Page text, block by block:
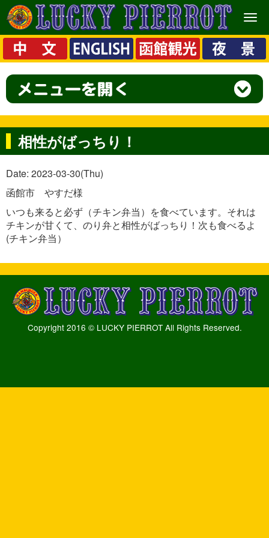
メ
ニ
ュ
ー
相性がばっちり！
Date: 2023-03-30(Thu)
函館市 やすだ様
いつも来ると必ず（チキン弁当）を食べています。それは
チキンが甘くて、のり弁と相性がばっちり！次も食べるよ
(チキン弁当）
Copyright 2016 © LUCKY PIERROT All Rights Reserved.